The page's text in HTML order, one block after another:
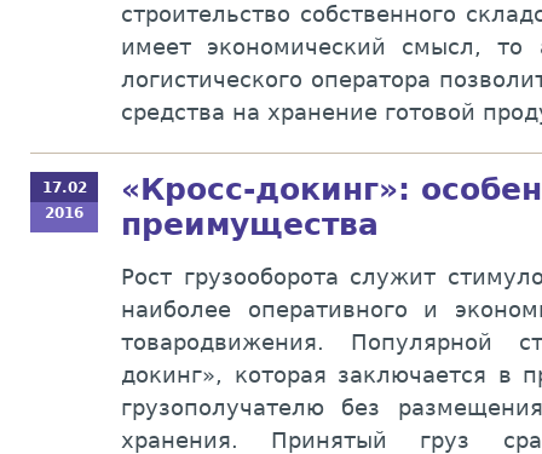
строительство собственного
имеет экономический смысл, то
логистического оператора
средства на хранение готовой
17.02
2016
«Кросс-докинг»:
преимущества
Рост грузооборота служит
наиболее оперативного и
товародвижения. Популярной
докинг», которая заключается в
грузополучателю без
хранения. Принятый груз